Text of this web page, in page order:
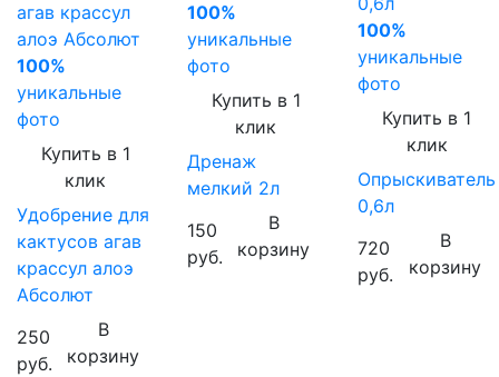
100%
уникальные
фото
Купить в 1
клик
Удобрение для
кактусов агав
крассул алоэ
Абсолют
250
руб.
В
корзину
100%
уникальные
фото
Купить в 1
клик
Дренаж
мелкий 2л
150
руб.
В
корзину
100%
уникальные
фото
Купить в 1
клик
Опрыскиватель
0,6л
720
руб.
В
корзину